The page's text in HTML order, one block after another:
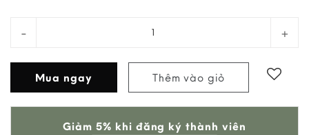
Mua ngay Thêm vào giỏ
wishlist
Giảm 5% khi đăng ký thành viên